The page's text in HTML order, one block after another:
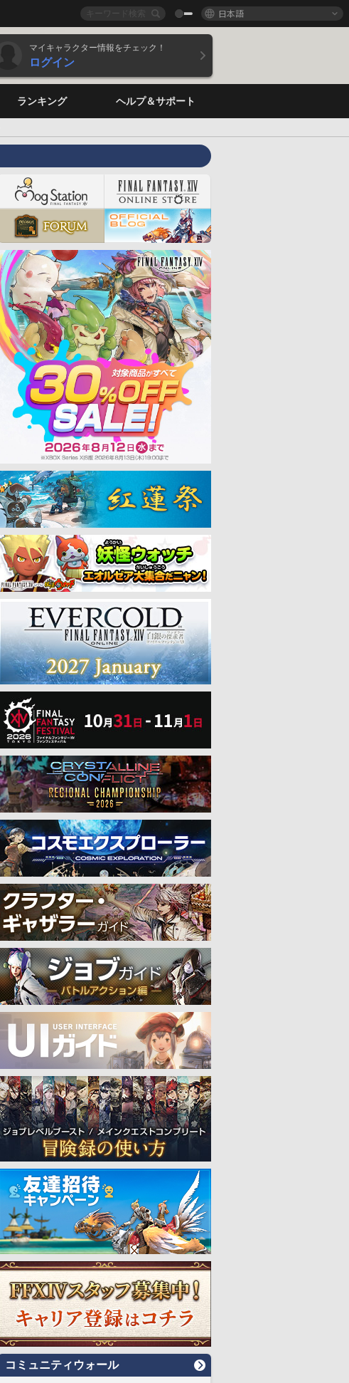
日本語
マイキャラクター情報をチェック！
ログイン
ランキング ヘルプ＆サポート
コミュニティウォール